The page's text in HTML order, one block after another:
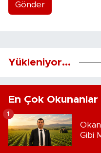
Gönder
Yükleniyor...
En Çok Okunanlar
Gibi
1